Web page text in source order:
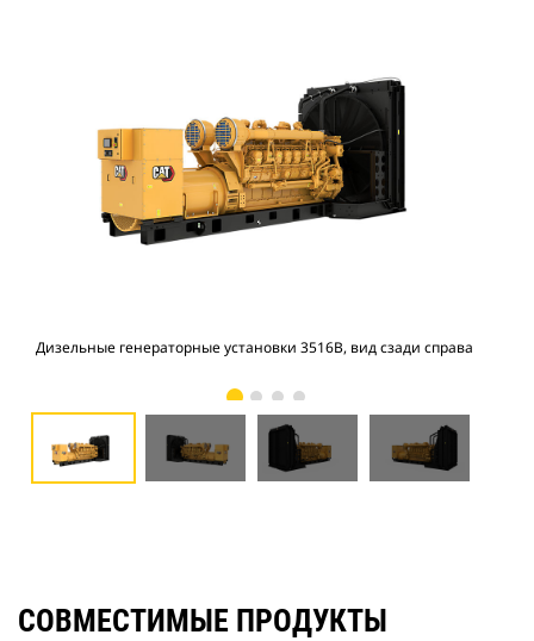
Дизельные генераторные установки 3516В, вид сзади справа
СОВМЕСТИМЫЕ ПРОДУКТЫ